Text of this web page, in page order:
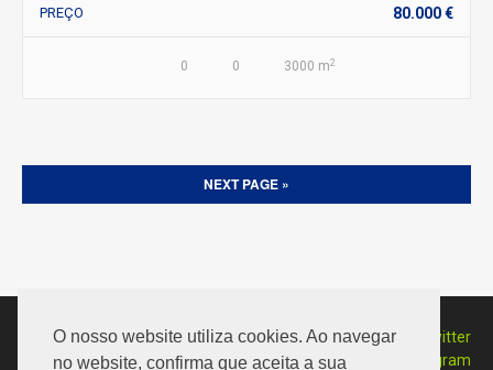
O nosso website utiliza cookies. Ao navegar
no website, confirma que aceita a sua
PREÇO 80.000 €
0 0 3000 m2
NEXT PAGE »
255 780 400
correio@granimo.pt